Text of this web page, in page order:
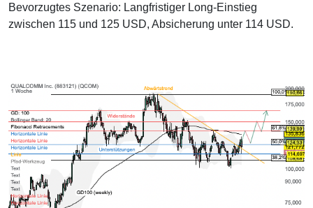
Bevorzugtes Szenario: Langfristiger Long-Einstieg
zwischen 115 und 125 USD, Absicherung unter 114 USD.